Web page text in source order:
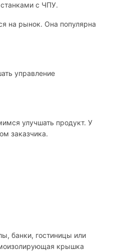
с ЧПУ.
на рынок. Она популярна
управление
улучшать продукт. У
заказчика.
банки, гостиницы или
крышка